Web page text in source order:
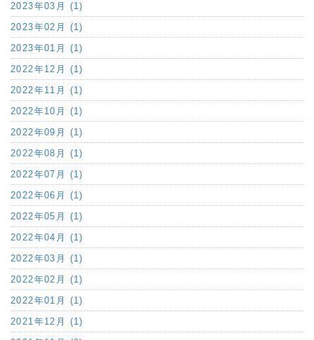
2023年03月 (1)
2023年02月 (1)
2023年01月 (1)
2022年12月 (1)
2022年11月 (1)
2022年10月 (1)
2022年09月 (1)
2022年08月 (1)
2022年07月 (1)
2022年06月 (1)
2022年05月 (1)
2022年04月 (1)
2022年03月 (1)
2022年02月 (1)
2022年01月 (1)
2021年12月 (1)